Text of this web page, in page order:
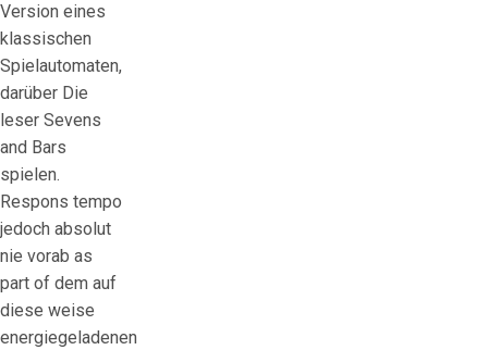
Version eines
klassischen
Spielautomaten,
darüber Die
leser Sevens
and Bars
spielen.
Respons tempo
jedoch absolut
nie vorab as
part of dem auf
diese weise
energiegeladenen